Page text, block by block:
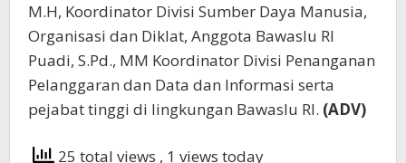
M.H, Koordinator Divisi Sumber Daya Manusia,
Organisasi dan Diklat, Anggota Bawaslu RI
Puadi, S.Pd., MM Koordinator Divisi Penanganan
Pelanggaran dan Data dan Informasi serta
pejabat tinggi di lingkungan Bawaslu RI. (ADV)
25 total views , 1 views today